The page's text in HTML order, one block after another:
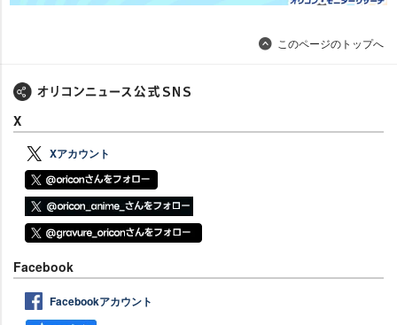
このページのトップへ
X
Xアカウント
Facebook
Facebookアカウント